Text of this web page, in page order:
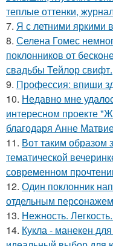
теплые оттенки,
7. Я с летними яркими
8. Селена Гомес
поклонников от
свадьбы Тейлор свифт.
9. Профессия: впиши
10. Недавно мне
интересном проекте
благодаря Анне
11. Вот таким образом
тематической
современном
12. Один поклонник
отдельным
13. Нежность.
14. Кукла - манекен